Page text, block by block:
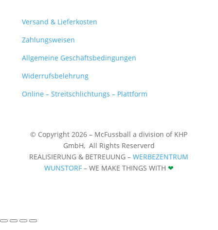
Versand & Lieferkosten
Zahlungsweisen
Allgemeine Geschäftsbedingungen
Widerrufsbelehrung
Online – Streitschlichtungs – Plattform
© Copyright 2026 – McFussball a division of KHP
GmbH, All Rights Reserverd
REALISIERUNG & BETREUUNG –WERBEZENTRUM
WUNSTORF– WE MAKE THINGS WITH ❤